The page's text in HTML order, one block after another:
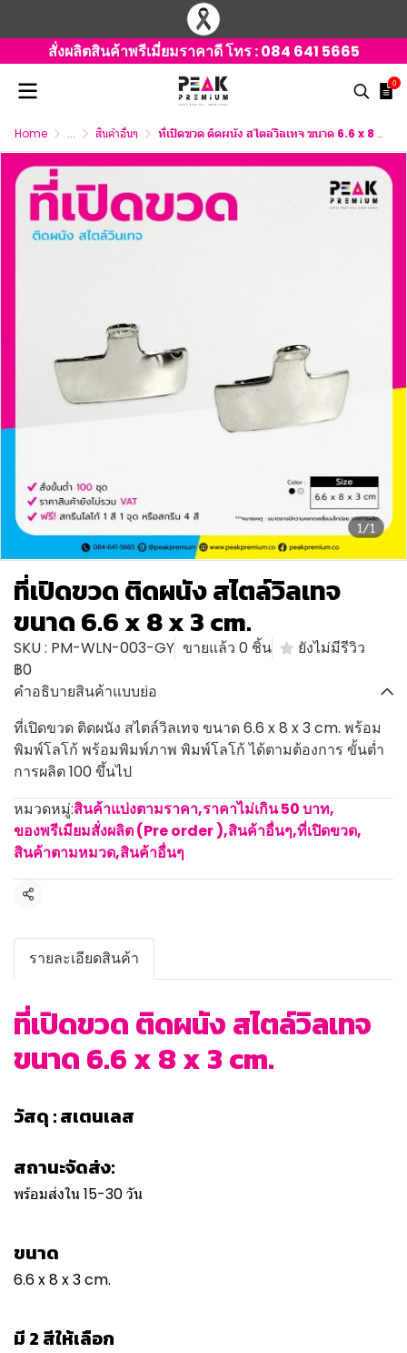
สั่งผลิตสินค้าพรีเมี่ยมราคาดี โทร :084 641 5665
0
Home ... สินค้าอื่นๆ ที่เปิดขวด ติดผนัง สไตล์วิลเทจ ขนาด 6.6 x 8 x 3 cm.
1/1
ที่เปิดขวด ติดผนัง สไตล์วิลเทจ
ขนาด 6.6 x 8 x 3 cm.
SKU : PM-WLN-003-GY ขายแล้ว 0 ชิ้น
ยังไม่มีรีวิว
฿0
คำอธิบายสินค้าแบบย่อ
ที่เปิดขวด ติดผนัง สไตล์วิลเทจ ขนาด 6.6 x 8 x 3 cm. พร้อม
พิมพ์โลโก้ พร้อมพิมพ์ภาพ พิมพ์โลโก้ ได้ตามต้องการ ขั้นต่ำ
การผลิต 100 ขึ้นไป
หมวดหมู่:สินค้าแบ่งตามราคา,ราคาไม่เกิน 50 บาท,
ของพรีเมียมสั่งผลิต (Pre order ),สินค้าอื่นๆ,ที่เปิดขวด,
สินค้าตามหมวด,สินค้าอื่นๆ
แชร์
รายละเอียดสินค้า
ที่เปิดขวด ติดผนัง สไตล์วิลเทจ
ขนาด 6.6 x 8 x 3 cm.
วัสดุ : สเตนเลส
สถานะจัดส่ง:
พร้อมส่งใน 15-30 วัน
ขนาด
6.6 x 8 x 3 cm.
มี 2 สีให้เลือก